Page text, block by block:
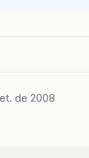
de 2008